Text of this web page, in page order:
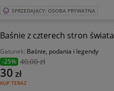
SPRZEDAJĄCY: OSOBA PRYWATNA
Baśnie z czterech stron świata
Gatunek: Baśnie, podania i legendy
-25% 40,00 zł
KUP TERAZ
30 zł